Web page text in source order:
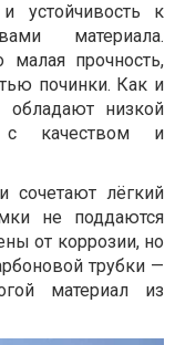
устойчивость к
материала.
малая прочность,
починки. Как и
низкой
с качеством и
сочетают лёгкий
не поддаются
от коррозии, но
трубки —
материал из